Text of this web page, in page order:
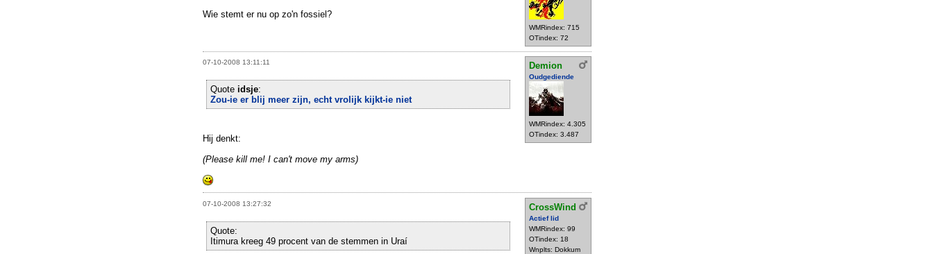
WMRindex: 715
OTindex: 72
Wie stemt er nu op zo'n fossiel?
07-10-2008 13:11:11 Demion
Oudgediende
WMRindex: 4.305
OTindex: 3.487
Quote idsje:
Zou-ie er blij meer zijn, echt vrolijk kijkt-ie niet
Hij denkt:
(Please kill me! I can't move my arms)
07-10-2008 13:27:32 CrossWind
Actief lid
WMRindex: 99
OTindex: 18
Wnplts: Dokkum
Quote:
Itimura kreeg 49 procent van de stemmen in Uraí